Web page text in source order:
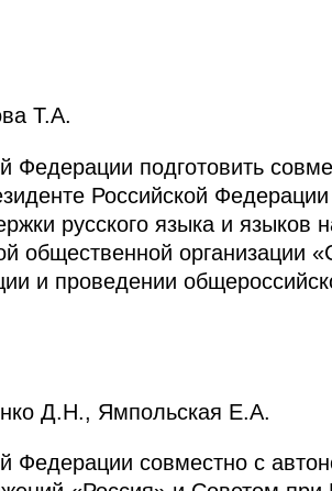
Т.А.
Федерации подготовить
Российской
русского языка и языков
общественной организации
и проведении
Д.Н., Ямпольская Е.А.
Федерации совместно с